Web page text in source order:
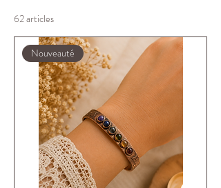
sélectionnés et magnétisés. Ils vous
aident à repousser les énergies
négatives, renforcer votre aura et
retrouver équilibre, force intérieure et
apaisement au quotidien.
62 articles
Nouveauté